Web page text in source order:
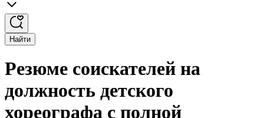
Найти
Резюме соискателей на
должность детского
хореографа с полной